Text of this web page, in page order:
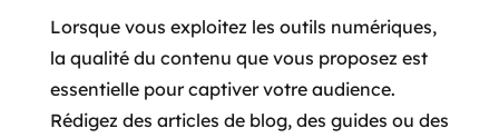
Lorsque vous exploitez les outils numériques,
la qualité du contenu que vous proposez est
essentielle pour captiver votre audience.
Rédigez des articles de blog, des guides ou des